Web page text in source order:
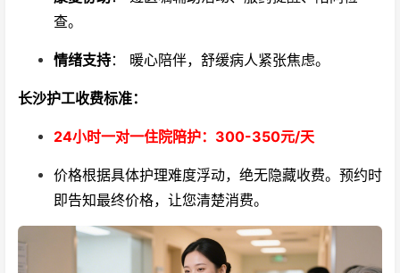
查。
情绪支持： 暖心陪伴，舒缓病人紧张焦虑。
长沙护工收费标准：
24小时一对一住院陪护：300-350元/天
价格根据具体护理难度浮动，绝无隐藏收费。预约时
即告知最终价格，让您清楚消费。